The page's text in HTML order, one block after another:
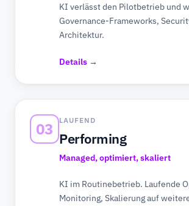
KI verlässt den Pilotbetrieb und
Governance-Frameworks,
Architektur.
Details →
03 LAUFEND
Performing
Managed, optimiert, skaliert
KI im Routinebetrieb. Laufende
Monitoring, Skalierung auf